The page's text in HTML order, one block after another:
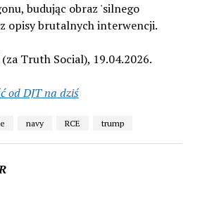
budując obraz 'silnego
opisy brutalnych interwencji.
Truth Social), 19.04.2026.
od DJT na dziś
navy RCE trump